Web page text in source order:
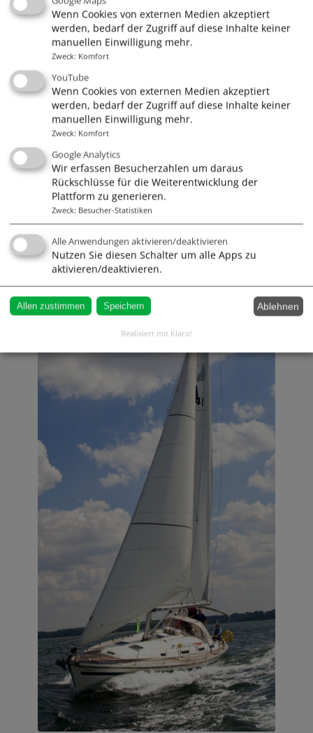
Termine auf den
jeweiligen Seiten!)
Mallorca
Ausbildungs- / Urlaubstörns starten jede Woche,
Infos + Termine hier!
Ostsee
ir fahren wöchentlich ab Travemünde,hier
online buchen!
Wenn Cookies von externen Medien akzeptiert
werden, bedarf der Zugriff auf diese Inhalte keiner
manuellen Einwilligung mehr.
Zweck: Komfort
YouTube
Wenn Cookies von externen Medien akzeptiert
werden, bedarf der Zugriff auf diese Inhalte keiner
manuellen Einwilligung mehr.
Zweck: Komfort
Google Analytics
Wir erfassen Besucherzahlen um daraus
Rückschlüsse für die Weiterentwicklung der
Plattform zu generieren.
Zweck: Besucher-Statistiken
Alle Anwendungen aktivieren/deaktivieren
Nutzen Sie diesen Schalter um alle Apps zu
aktivieren/deaktivieren.
Allen zustimmen Speichern Ablehnen
Realisiert mit Klaro!